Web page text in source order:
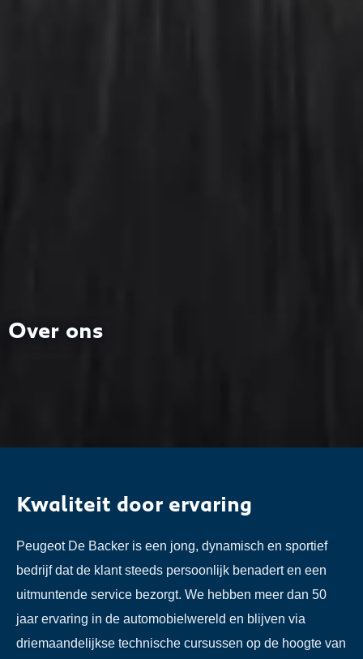
Over ons
Kwaliteit door ervaring
Peugeot De Backer is een jong, dynamisch en sportief
bedrijf dat de klant steeds persoonlijk benadert en een
uitmuntende service bezorgt. We hebben meer dan 50
jaar ervaring in de automobielwereld en blijven via
driemaandelijkse technische cursussen op de hoogte van